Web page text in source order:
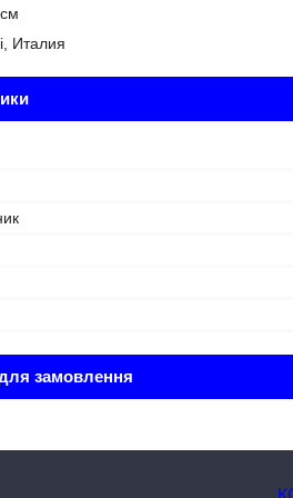
Италия
замовлення